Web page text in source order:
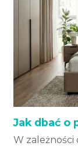
Jak dbać o
W zależności